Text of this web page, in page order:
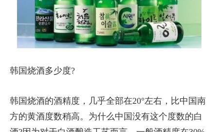
韩国烧酒多少度?
韩国烧酒的酒精度，几乎全部在20°左右，比中国南
方的黄酒度数稍高。为什么中国没有这个度数的白